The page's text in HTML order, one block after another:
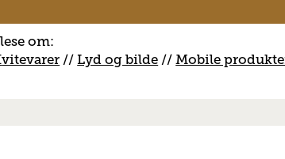
om:
vitevarer // Lyd og bilde //Mobile